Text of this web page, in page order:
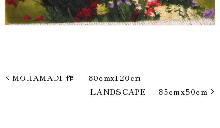
MOHAMADI 作 80cmx120cm
LANDSCAPE 85cmx50cm